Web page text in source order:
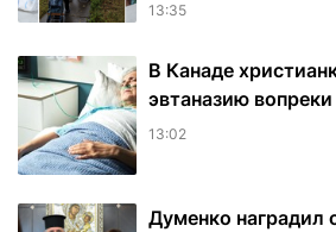
13:35
В Канаде
эвтаназию
13:02
Думенко наградил